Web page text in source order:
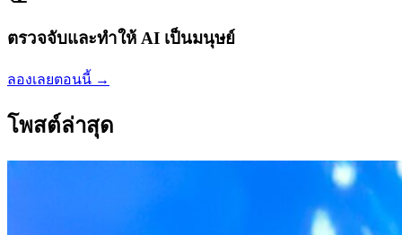
ตรวจจับและทำให้ AI เป็นมนุษย์
ลองเลยตอนนี้ →
โพสต์ล่าสุด